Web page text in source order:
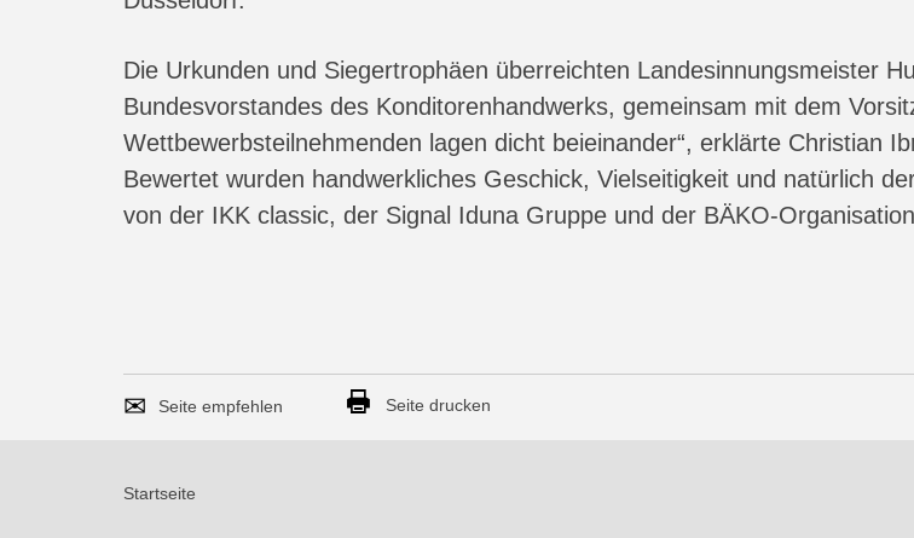
Die Urkunden und Siegertrophäen überreichten Landesinnungsmeister
Bundesvorstandes des Konditorenhandwerks, gemeinsam mit dem
Wettbewerbsteilnehmenden lagen dicht beieinander“, erklärte Christian
Bewertet wurden handwerkliches Geschick, Vielseitigkeit und natürlich
von der IKK classic, der Signal Iduna Gruppe und der BÄKO-
Seite
empfehlen
Per
Mail
Seite drucken
Startseite